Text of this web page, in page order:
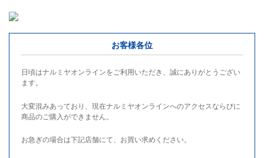
お客様各位
日頃はナルミヤオンラインをご利用いただき、誠にありがとうござい
ます。
大変混みあっており、現在ナルミヤオンラインへのアクセスならびに
商品のご購入ができません。
お急ぎの場合は下記店舗にて、お買い求めください。